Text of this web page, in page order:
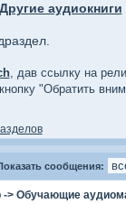
Другие аудиокниги
, дав ссылку на
"Обратить
сообщения:
-> Обучающие